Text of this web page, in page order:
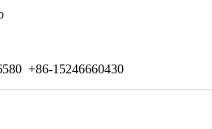
+86-15246660430